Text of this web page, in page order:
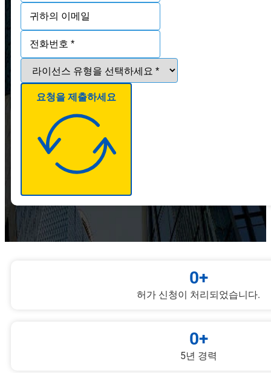
요청을 제출하세요
0+
허가 신청이 처리되었습니다.
0+
5년 경력